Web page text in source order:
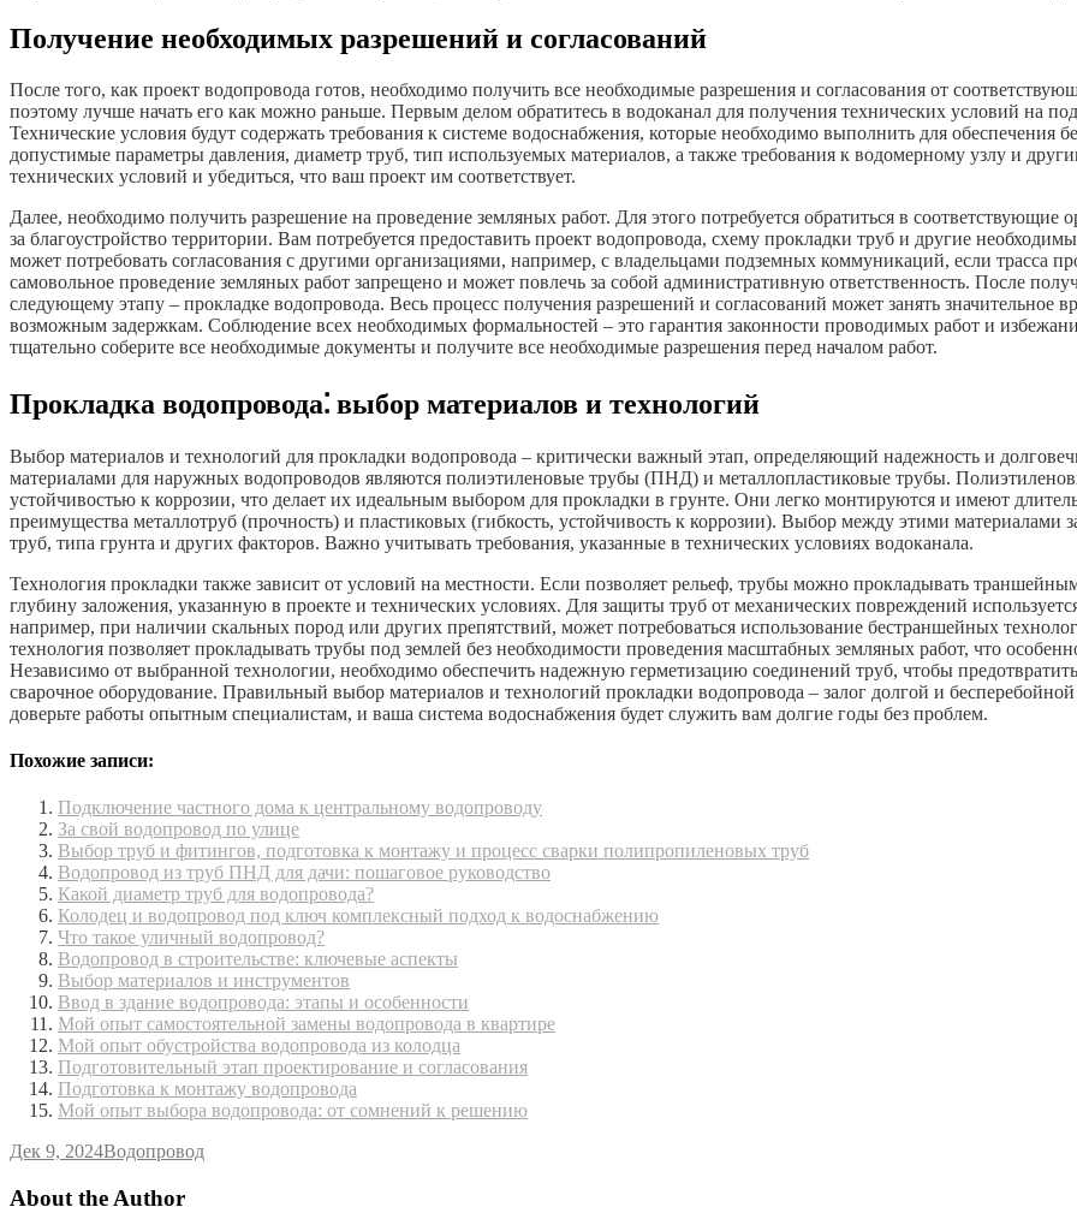
Получение необходимых разрешений и согласований
После того, как проект водопровода готов, необходимо получить все необходимые разрешения и согласования от
поэтому лучше начать его как можно раньше. Первым делом обратитесь в водоканал для получения технических условий на
Технические условия будут содержать требования к системе водоснабжения, которые необходимо выполнить для обеспечения
допустимые параметры давления, диаметр труб, тип используемых материалов, а также требования к водомерному узлу и
технических условий и убедиться, что ваш проект им соответствует.
Далее, необходимо получить разрешение на проведение земляных работ. Для этого потребуется обратиться в
за благоустройство территории. Вам потребуется предоставить проект водопровода, схему прокладки труб и другие
может потребовать согласования с другими организациями, например, с владельцами подземных коммуникаций, если трасса
самовольное проведение земляных работ запрещено и может повлечь за собой административную ответственность. После
следующему этапу – прокладке водопровода. Весь процесс получения разрешений и согласований может занять значительное
возможным задержкам. Соблюдение всех необходимых формальностей – это гарантия законности проводимых работ и
тщательно соберите все необходимые документы и получите все необходимые разрешения перед началом работ.
Прокладка водопровода⁚ выбор материалов и технологий
Выбор материалов и технологий для прокладки водопровода – критически важный этап, определяющий надежность и
материалами для наружных водопроводов являются полиэтиленовые трубы (ПНД) и металлопластиковые трубы.
устойчивостью к коррозии, что делает их идеальным выбором для прокладки в грунте. Они легко монтируются и имеют
преимущества металлотруб (прочность) и пластиковых (гибкость, устойчивость к коррозии). Выбор между этими материалами
труб, типа грунта и других факторов. Важно учитывать требования, указанные в технических условиях водоканала.
Технология прокладки также зависит от условий на местности. Если позволяет рельеф, трубы можно прокладывать
глубину заложения, указанную в проекте и технических условиях. Для защиты труб от механических повреждений
например, при наличии скальных пород или других препятствий, может потребоваться использование бестраншейных
технология позволяет прокладывать трубы под землей без необходимости проведения масштабных земляных работ, что
Независимо от выбранной технологии, необходимо обеспечить надежную герметизацию соединений труб, чтобы
сварочное оборудование. Правильный выбор материалов и технологий прокладки водопровода – залог долгой и
доверьте работы опытным специалистам, и ваша система водоснабжения будет служить вам долгие годы без проблем.
Похожие записи:
Подключение частного дома к центральному водопроводу
За свой водопровод по улице
Выбор труб и фитингов, подготовка к монтажу и процесс сварки полипропиленовых труб
Водопровод из труб ПНД для дачи: пошаговое руководство
Какой диаметр труб для водопровода?
Колодец и водопровод под ключ комплексный подход к водоснабжению
Что такое уличный водопровод?
Водопровод в строительстве: ключевые аспекты
Выбор материалов и инструментов
Ввод в здание водопровода: этапы и особенности
Мой опыт самостоятельной замены водопровода в квартире
Мой опыт обустройства водопровода из колодца
Подготовительный этап проектирование и согласования
Подготовка к монтажу водопровода
Мой опыт выбора водопровода: от сомнений к решению
Дек 9, 2024Водопровод
About the Author